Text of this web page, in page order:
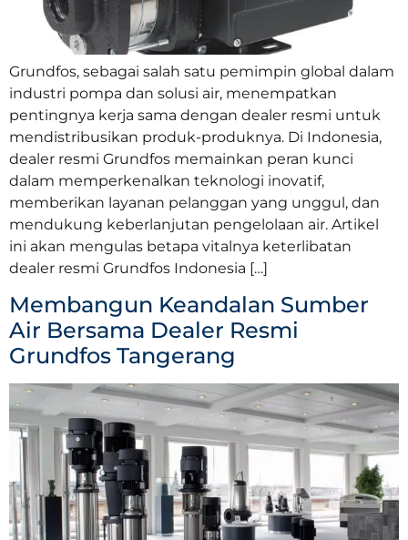
Grundfos, sebagai salah satu pemimpin global dalam
industri pompa dan solusi air, menempatkan
pentingnya kerja sama dengan dealer resmi untuk
mendistribusikan produk-produknya. Di Indonesia,
dealer resmi Grundfos memainkan peran kunci
dalam memperkenalkan teknologi inovatif,
memberikan layanan pelanggan yang unggul, dan
mendukung keberlanjutan pengelolaan air. Artikel
ini akan mengulas betapa vitalnya keterlibatan
dealer resmi Grundfos Indonesia […]
Membangun Keandalan Sumber
Air Bersama Dealer Resmi
Grundfos Tangerang